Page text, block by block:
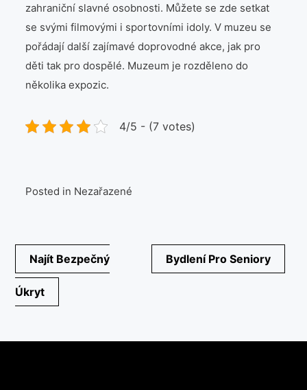
zahraniční slavné osobnosti. Můžete se zde setkat
se svými filmovými i sportovními idoly. V muzeu se
pořádají další zajímavé doprovodné akce, jak pro
děti tak pro dospělé. Muzeum je rozděleno do
několika expozic.
4/5 - (7 votes)
Posted in Nezařazené
Navigace
pro
příspěvek
Najít Bezpečný
Úkryt
Bydlení Pro Seniory